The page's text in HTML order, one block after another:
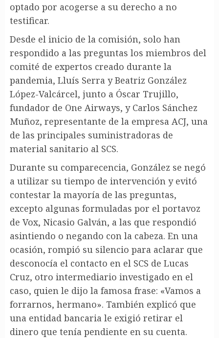
optado por acogerse a su derecho a no
testificar.
Desde el inicio de la comisión, solo han
respondido a las preguntas los miembros del
comité de expertos creado durante la
pandemia, Lluís Serra y Beatriz González
López-Valcárcel, junto a Óscar Trujillo,
fundador de One Airways, y Carlos Sánchez
Muñoz, representante de la empresa ACJ, una
de las principales suministradoras de
material sanitario al SCS.
Durante su comparecencia, González se negó
a utilizar su tiempo de intervención y evitó
contestar la mayoría de las preguntas,
excepto algunas formuladas por el portavoz
de Vox, Nicasio Galván, a las que respondió
asintiendo o negando con la cabeza. En una
ocasión, rompió su silencio para aclarar que
desconocía el contacto en el SCS de Lucas
Cruz, otro intermediario investigado en el
caso, quien le dijo la famosa frase: «Vamos a
forrarnos, hermano». También explicó que
una entidad bancaria le exigió retirar el
dinero que tenía pendiente en su cuenta.